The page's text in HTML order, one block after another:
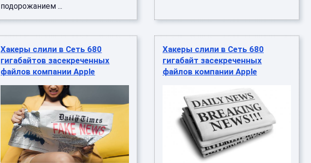
подорожанием ...
Хакеры слили в Сеть 680
гигабайтов засекреченных
файлов компании Apple
Хакеры слили в Сеть 680
гигабайт засекреченных
файлов компании Apple